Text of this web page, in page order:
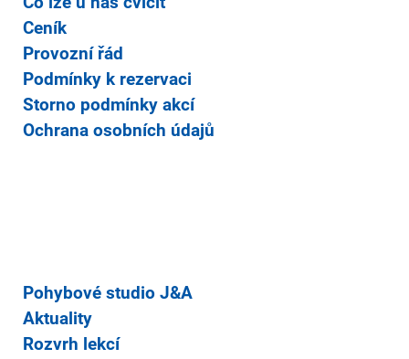
Ceník
Provozní řád
Podmínky k rezervaci
Storno podmínky akcí
Ochrana osobních údajů
Pohybové studio J&A
Aktuality
Rozvrh lekcí